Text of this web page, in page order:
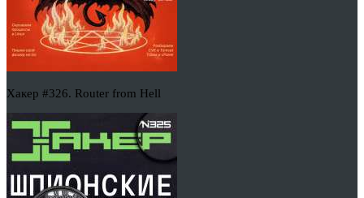
Хакер #326. Router from Hell